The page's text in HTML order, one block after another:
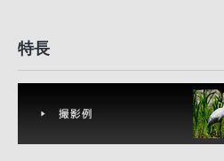
特長